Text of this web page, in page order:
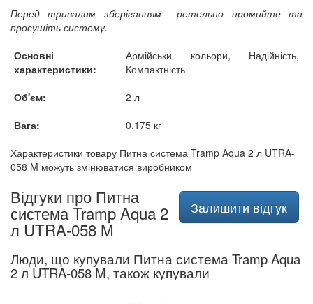
Перед тривалим зберіганням ретельно промийте та
просушіть систему.
Основні
характеристики:
Армійськи кольори, Надійність,
Компактність
Об'єм:
2 л
Вага:
0.175 кг
Характеристики товару Питна система Tramp Aqua 2 л UTRA-
058 M можуть змінюватися виробником
Залишити відгук
Відгуки про Питна
система Tramp Aqua 2
л UTRA-058 M
Люди, що купували Питна система Tramp Aqua
2 л UTRA-058 M, також купували